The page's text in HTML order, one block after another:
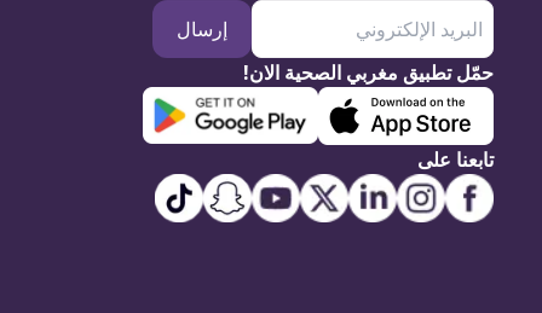
إرسال
حمّل تطبيق مغربي الصحية الان!
تابعنا على